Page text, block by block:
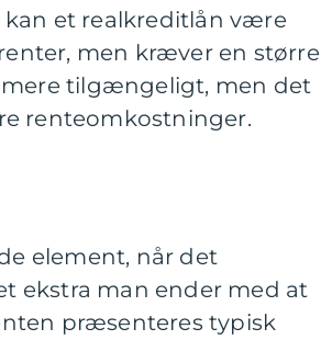
kan et realkreditlån være
men kræver en større
tilgængeligt, men det
renteomkostninger.
element, når det
ekstra man ender med at
præsenteres typisk